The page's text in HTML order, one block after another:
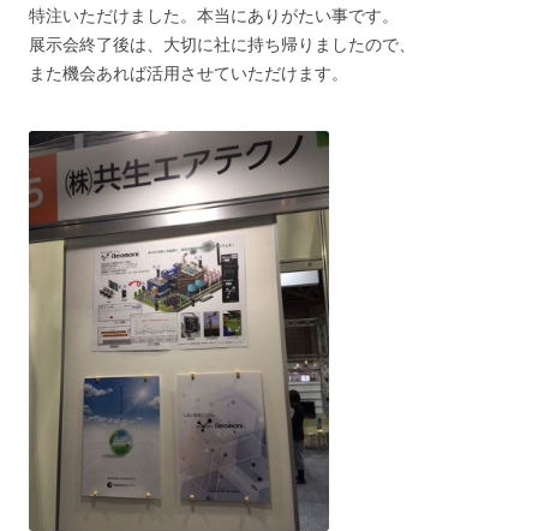
特注いただけました。本当にありがたい事です。
展示会終了後は、大切に社に持ち帰りましたので、
また機会あれば活用させていただけます。